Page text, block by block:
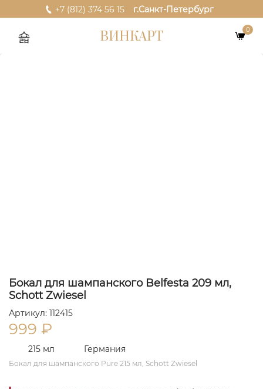
+7 (812) 374 56 15 г.Санкт-Петербург
ВИНКАРТ 0
Бокал для шампанского Belfesta 209 мл,
Schott Zwiesel
Артикул: 112415
999 ₽
215 мл Германия
Бокал для шампанского Pure 215 мл, Schott Zwiesel